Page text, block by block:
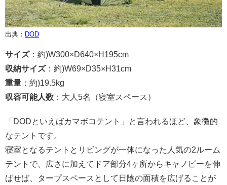
出典： DOD
サイズ：約)W300×D640×H195cm
収納サイズ：約)W69×D35×H31cm
重量 ：約)19.5kg
収容可能人数 ：大人 5名（寝室スペース）
「 DODといえばカマボコテント」と言われるほど、象徴的
なテントです。
寝室となるテントとリビングが一体になった人気の2ルーム
テントで、広さに加えてドア部分4ヶ所からキャノピーを伸
ばせば、タープスペースとして日陰の面積を広げることが